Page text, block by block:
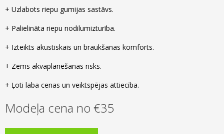
+ Uzlabots riepu gumijas sastāvs.
+ Palielināta riepu nodilumizturība.
+ Izteikts akustiskais un braukšanas komforts.
+ Zems akvaplanēšanas risks.
+ Ļoti laba cenas un veiktspējas attiecība.
Modeļa cena no €35